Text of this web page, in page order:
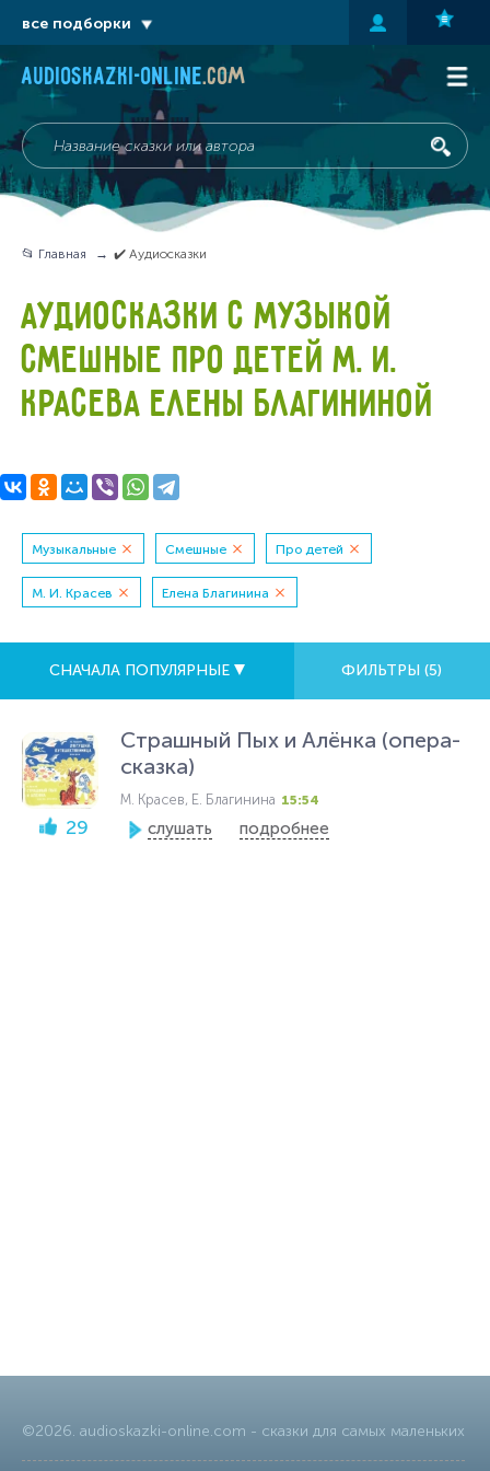
audioskazki-online.com
📂 Главная ✔️ Аудиосказки
АУДИОСКАЗКИ С МУЗЫКОЙ
СМЕШНЫЕ ПРО ДЕТЕЙ М. И.
КРАСЕВА ЕЛЕНЫ БЛАГИНИНОЙ
Музыкальные Смешные Про детей
М. И. Красев Елена Благинина
СНАЧАЛА ПОПУЛЯРНЫЕ ФИЛЬТРЫ (5)
29
Страшный Пых и Алёнка (опера-
сказка)
М. Красев, Е. Благинина 15:54
слушать подробнее
©2026. audioskazki-online.com - сказки для самых маленьких
все подборки